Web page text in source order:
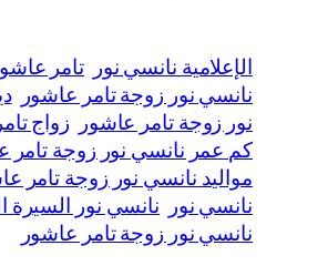
الإعلامية نانسي نور تامر
نانسي نور زوجة تامر عاشور
نور زوجة تامر عاشور زواج
كم عمر نانسي نور زوجة تامر
مواليد نانسي نور زوجة تامر
نانسي نور نانسي نور السيرة
نانسي نور زوجة تامر عاشور